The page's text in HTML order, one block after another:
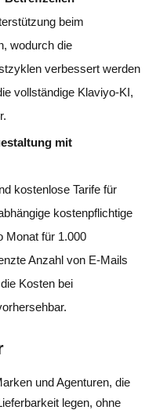
beim
wodurch die
verbessert werden
vollständige Klaviyo-KI,
mit
kostenlose Tarife für
kostenpflichtige
Monat für 1.000
Anzahl von E-Mails
Kosten bei
und Agenturen, die
legen, ohne